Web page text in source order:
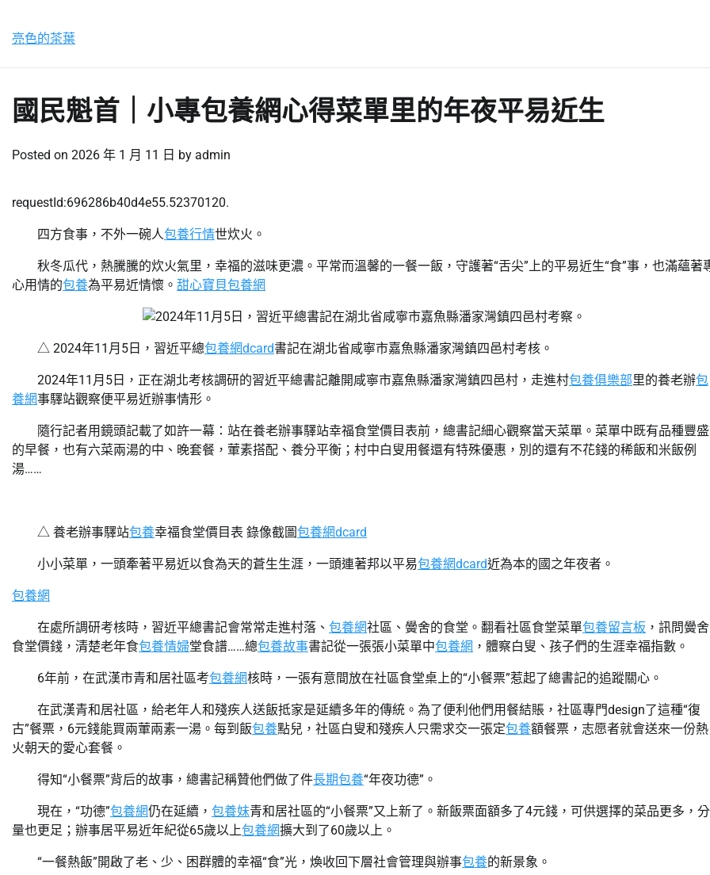
content
亮色的茶葉
國民魁首｜小專包養網心得菜單里的年夜平易近生
Posted on 2026 年 1 月 11 日 by admin
requestId:696286b40d4e55.52370120.
四方食事，不外一碗人包養行情世炊火。
秋冬瓜代，熱騰騰的炊火氣里，幸福的滋味更濃。平常而溫馨的一餐一飯，守護著“舌尖”上的平易近生“食”事，也滿蘊著
心用情的包養為平易近情懷。 甜心寶貝包養網
△ 2024年11月5日，習近平總包養網dcard書記在湖北省咸寧市嘉魚縣潘家灣鎮四邑村考核。
2024年11月5日，正在湖北考核調研的習近平總書記離開咸寧市嘉魚縣潘家灣鎮四邑村，走進村包養俱樂部里的養老辦包
養網事驛站觀察便平易近辦事情形。
隨行記者用鏡頭記載了如許一幕：站在養老辦事驛站幸福食堂價目表前，總書記細心觀察當天菜單。菜單中既有品種豐盛
的早餐，也有六菜兩湯的中、晚套餐，葷素搭配、養分平衡；村中白叟用餐還有特殊優惠，別的還有不花錢的稀飯和米飯例
湯……
△ 養老辦事驛站包養幸福食堂價目表 錄像截圖包養網dcard
小小菜單，一頭牽著平易近以食為天的蒼生生涯，一頭連著邦以平易包養網dcard近為本的國之年夜者。
包養網
在處所調研考核時，習近平總書記會常常走進村落、 包養網社區、黌舍的食堂。翻看社區食堂菜單包養留言板 ，訊問黌舍
食堂價錢，清楚老年食包養情婦堂食譜……總包養故事書記從一張張小菜單中包養網 ，體察白叟、孩子們的生涯幸福指數。
6年前，在武漢市青和居社區考包養網核時，一張有意間放在社區食堂桌上的“小餐票”惹起了總書記的追蹤關心。
在武漢青和居社區，給老年人和殘疾人送飯抵家是延續多年的傳統。為了便利他們用餐結賬，社區專門design了這種“復
古”餐票，6元錢能買兩葷兩素一湯。每到飯包養點兒，社區白叟和殘疾人只需求交一張定包養額餐票，志愿者就會送來一份熱
火朝天的愛心套餐。
得知“小餐票”背后的故事，總書記稱贊他們做了件長期包養“年夜功德”。
現在，“功德”包養網仍在延續， 包養妹青和居社區的“小餐票”又上新了。新飯票面額多了4元錢，可供選擇的菜品更多，分
量也更足；辦事居平易近年紀從65歲以上包養網擴大到了60歲以上。
“一餐熱飯”開啟了老、少、困群體的幸福“食”光，煥收回下層社會管理與辦事包養的新景象。